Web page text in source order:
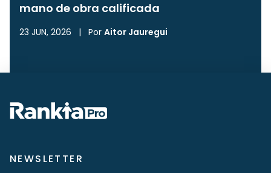
mano de obra calificada
23 JUN, 2026 | Por Aitor Jauregui
NEWSLETTER